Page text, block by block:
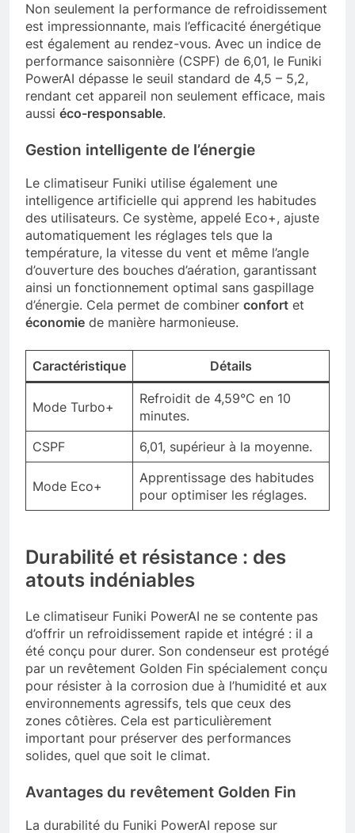
Non seulement la performance de refroidissement
est impressionnante, mais l’efficacité énergétique
est également au rendez-vous. Avec un indice de
performance saisonnière (CSPF) de 6,01, le Funiki
PowerAI dépasse le seuil standard de 4,5 – 5,2,
rendant cet appareil non seulement efficace, mais
aussi éco-responsable.
Gestion intelligente de l’énergie
Le climatiseur Funiki utilise également une
intelligence artificielle qui apprend les habitudes
des utilisateurs. Ce système, appelé Eco+, ajuste
automatiquement les réglages tels que la
température, la vitesse du vent et même l’angle
d’ouverture des bouches d’aération, garantissant
ainsi un fonctionnement optimal sans gaspillage
d’énergie. Cela permet de combiner confort et
économie de manière harmonieuse.
Caractéristique Détails
Mode Turbo+
Refroidit de 4,59°C en 10
minutes.
CSPF
6,01, supérieur à la moyenne.
Mode Eco+
Apprentissage des habitudes
pour optimiser les réglages.
Durabilité et résistance : des
atouts indéniables
Le climatiseur Funiki PowerAI ne se contente pas
d’offrir un refroidissement rapide et intégré : il a
été conçu pour durer. Son condenseur est protégé
par un revêtement Golden Fin spécialement conçu
pour résister à la corrosion due à l’humidité et aux
environnements agressifs, tels que ceux des
zones côtières. Cela est particulièrement
important pour préserver des performances
solides, quel que soit le climat.
Avantages du revêtement Golden Fin
La durabilité du Funiki PowerAI repose sur